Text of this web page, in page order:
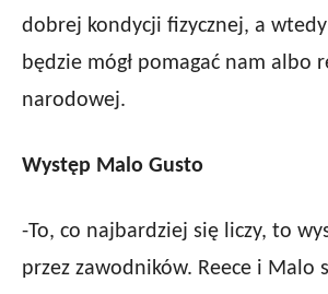
dobrej kondycji fizycznej, a wtedy
będzie mógł pomagać nam albo
narodowej.
Występ Malo Gusto
-To, co najbardziej się liczy, to
przez zawodników. Reece i Malo